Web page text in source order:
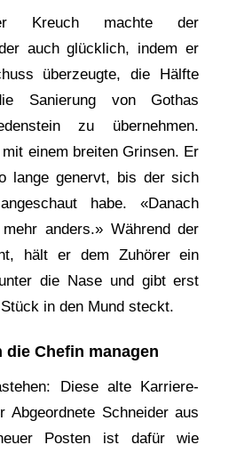
Kreuch machte der
auch glücklich, indem er
überzeugte, die Hälfte
Sanierung von Gothas
zu übernehmen.
einem breiten Grinsen. Er
lange genervt, bis der sich
habe. «Danach
anders.» Während der
hält er dem Zuhörer ein
die Nase und gibt erst
in den Mund steckt.
die Chefin managen
Diese alte Karriere-
Abgeordnete Schneider aus
Posten ist dafür wie